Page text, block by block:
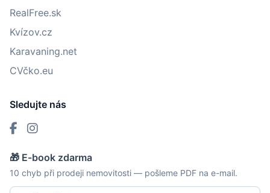
RealFree.sk
Kvízov.cz
Karavaning.net
CVčko.eu
Sledujte nás
🎁 E-book zdarma
10 chyb při prodeji nemovitosti — pošleme PDF na e-mail.